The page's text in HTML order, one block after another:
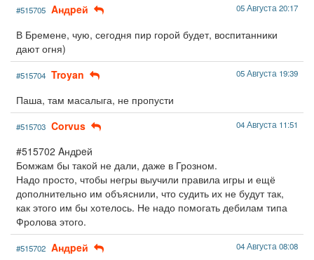
#515705 Aндpeй 05 Августа 20:17
В Бремене, чую, сегодня пир горой будет, воспитанники
дают огня)
#515704 Troyan 05 Августа 19:39
Паша, там масалыга, не пропусти
#515703 Corvus 04 Августа 11:51
#515702 Aндpeй
Бомжам бы такой не дали, даже в Грозном.
Надо просто, чтобы негры выучили правила игры и ещё
дополнительно им объяснили, что судить их не будут так,
как этого им бы хотелось. Не надо помогать дебилам типа
Фролова этого.
#515702 Aндpeй 04 Августа 08:08